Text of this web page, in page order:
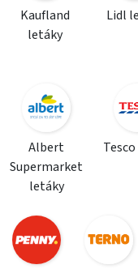
Kaufland
letáky
Lidl
Albert
Supermarket
letáky